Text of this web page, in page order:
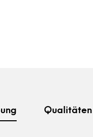
Qualitäten